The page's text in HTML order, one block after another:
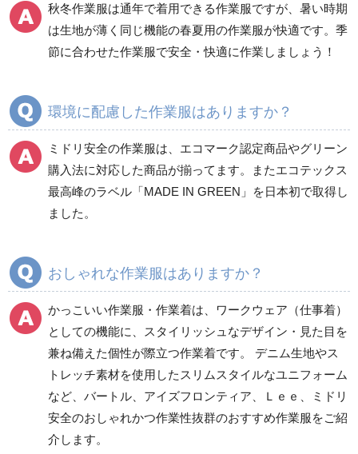
食品産業用長袖
食品産業用半袖
ワークパンツ
春夏ワークパンツ作業
ズボン
秋冬ワークパンツ作業
ズボン
ツ
クリーンウェアワーク
パンツ
カーゴパンツ
春夏カーゴパンツ作業
ズボン
ズボン
レディース作業着
ブルゾン
シャツ
秋冬作業服は通年で着用できる作業服ですが、暑い時期
は生地が薄く同じ機能の春夏用の作業服が快適です。季
節に合わせた作業服で安全・快適に作業しましょう！
環境に配慮した作業服はありますか？
ミドリ安全の作業服は、エコマーク認定商品やグリーン
購入法に対応した商品が揃ってます。またエコテックス
最高峰のラベル「MADE IN GREEN」を日本初で取得し
ました。
おしゃれな作業服はありますか？
かっこいい作業服・作業着は、ワークウェア（仕事着）
としての機能に、スタイリッシュなデザイン・見た目を
兼ね備えた個性が際立つ作業着です。 デニム生地やス
トレッチ素材を使用したスリムスタイルなユニフォーム
など、バートル、アイズフロンティア、Ｌｅｅ、ミドリ
安全のおしゃれかつ作業性抜群のおすすめ作業服をご紹
介します。